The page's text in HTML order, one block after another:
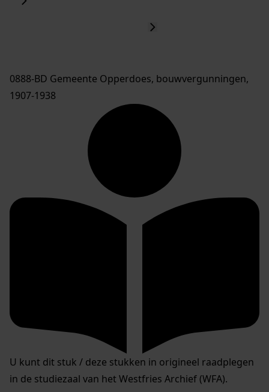
0888-BD Gemeente Opperdoes, bouwvergunningen,
1907-1938
U kunt dit stuk / deze stukken in origineel raadplegen
in de studiezaal van het Westfries Archief (WFA).